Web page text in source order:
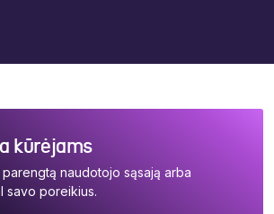
kūrėjams
naudotojo sąsają arba
savo poreikius.